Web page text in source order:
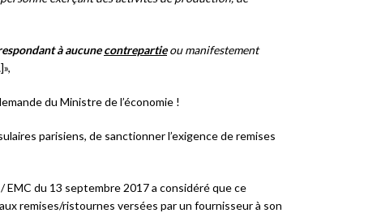
à aucunecontrepartieou manifestement
du Ministre de l’économie !
parisiens, de sanctionner l’exigence de remises
EMC du 13 septembre 2017 a considéré que ce
remises/ristournes versées par un fournisseur à son